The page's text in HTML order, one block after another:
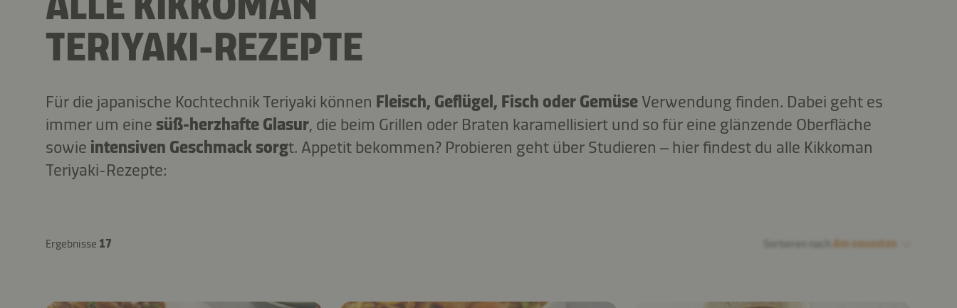
TERIYAKI-REZEPTE
Für die japanische Kochtechnik Teriyaki können Fleisch, Geflügel, Fisch oder Gemüse Verwendung finden. Dabei geht es
immer um eine süß-herzhafte Glasur, die beim Grillen oder Braten karamellisiert und so für eine glänzende Oberfläche
sowie intensiven Geschmack sorgt. Appetit bekommen? Probieren geht über Studieren – hier findest du alle Kikkoman
Teriyaki-Rezepte:
Ergebnisse 17 Am neuesten